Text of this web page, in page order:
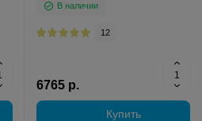
В наличии
12
6765 р.
Купить